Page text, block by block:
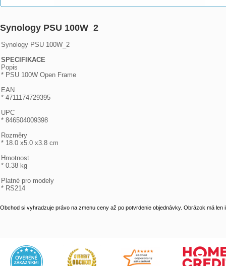
Synology PSU 100W_2
Synology PSU 100W_2
SPECIFIKACE
Popis
* PSU 100W Open Frame
EAN
* 4711174729395
UPC
* 846504009398
Rozměry
* 18.0 x5.0 x3.8 cm
Hmotnost
* 0.38 kg
Platné pro modely
* RS214
Obchod si vyhradzuje právo na zmenu ceny až po potvrdenie objednávky. Obrázok má len